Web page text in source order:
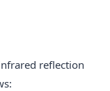
reflection